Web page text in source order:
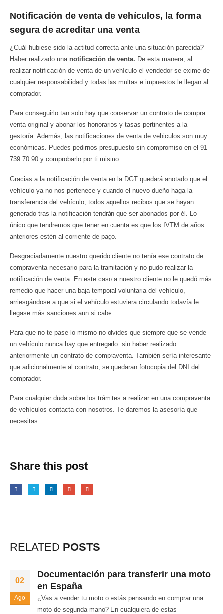
Notificación de venta de vehículos, la forma
segura de acreditar una venta
¿Cuál hubiese sido la actitud correcta ante una situación parecida?
Haber realizado una notificación de venta. De esta manera, al
realizar notificación de venta de un vehículo el vendedor se exime de
cualquier responsabilidad y todas las multas e impuestos le llegan al
comprador.
Para conseguirlo tan solo hay que conservar un contrato de compra
venta original y abonar los honorarios y tasas pertinentes a la
gestoría. Además, las notificaciones de venta de vehiculos son muy
económicas. Puedes pedirnos presupuesto sin compromiso en el 91
739 70 90 y comprobarlo por ti mismo.
Gracias a la notificación de venta en la DGT quedará anotado que el
vehículo ya no nos pertenece y cuando el nuevo dueño haga la
transferencia del vehículo, todos aquellos recibos que se hayan
generado tras la notificación tendrán que ser abonados por él. Lo
único que tendremos que tener en cuenta es que los IVTM de años
anteriores estén al corriente de pago.
Desgraciadamente nuestro querido cliente no tenía ese contrato de
compraventa necesario para la tramitación y no pudo realizar la
notificación de venta. En este caso a nuestro cliente no le quedó más
remedio que hacer una baja temporal voluntaria del vehículo,
arriesgándose a que si el vehículo estuviera circulando todavía le
llegase más sanciones aun si cabe.
Para que no te pase lo mismo no olvides que siempre que se vende
un vehículo nunca hay que entregarlo sin haber realizado
anteriormente un contrato de compraventa. También sería interesante
que adicionalmente al contrato, se quedaran fotocopia del DNI del
comprador.
Para cualquier duda sobre los trámites a realizar en una compraventa
de vehículos contacta con nosotros. Te daremos la asesoría que
necesitas.
Share this post
RELATED POSTS
02
Ago
Documentación para transferir una moto
en España
¿Vas a vender tu moto o estás pensando en comprar una
moto de segunda mano? En cualquiera de estas